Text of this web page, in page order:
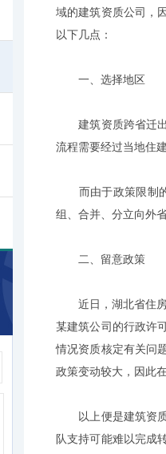
域的建筑资质公司，
以下几点：
一、选择地区
建筑资质跨省迁出
流程需要经过当地住
而由于政策限制的
组、合并、分立向外
二、留意政策
近日，湖北省住房
某建筑公司的行政许
情况资质核定有关问
政策变动较大，因此
以上便是建筑资质
队支持可能难以完成